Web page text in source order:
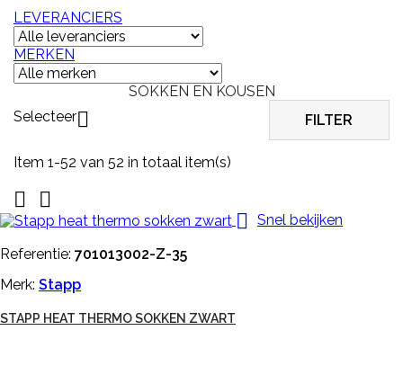
LEVERANCIERS
MERKEN
SOKKEN EN KOUSEN
Selecteer FILTER
Item 1-52 van 52 in totaal item(s)


 Snel bekijken
Referentie: 701013002-Z-35
Merk: Stapp
STAPP HEAT THERMO SOKKEN ZWART